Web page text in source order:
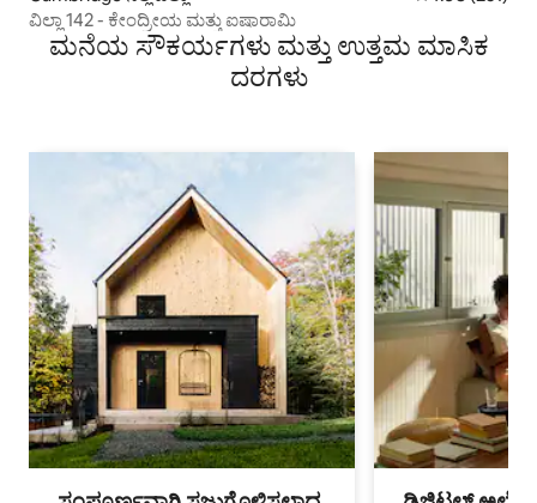
ವಿಲ್ಲಾ 142 - ಕೇಂದ್ರೀಯ ಮತ್ತು ಐಷಾರಾಮಿ
ಮನೆಯ ಸೌಕರ್ಯಗಳು ಮತ್ತು ಉತ್ತಮ ಮಾಸಿಕ
ದರಗಳು